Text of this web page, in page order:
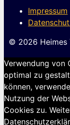
Impressum
© 2026 Heimes
Verwendung von
optimal zu
können,
Nutzung der
Cookies zu.